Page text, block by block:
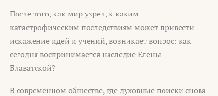
После того, как мир узрел, к каким
катастрофическим последствиям может привести
искажение идей и учений, возникает вопрос: как
сегодня воспринимается наследие Елены
Блаватской?
В современном обществе, где духовные поиски снова